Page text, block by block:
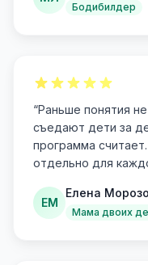
Бодибилдер
“Раньше понятия
съедают дети за
программа
отдельно для
ЕМ
Елена
Мама двоих